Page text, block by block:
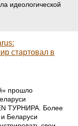
идеологической
стартовал в
прошло
ТУРНИРА. Более
и Беларуси